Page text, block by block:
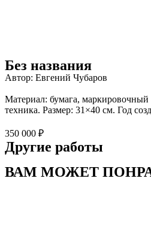
Без названия
Автор: Евгений Чубаров
Материал: бумага,
техника. Размер: 31×40 см. Год
350 000 ₽
Другие работы
ВАМ МОЖЕТ